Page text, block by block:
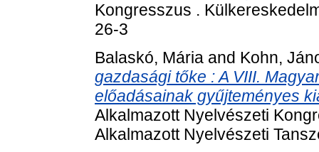
Kongresszus .
26-3
Balaskó, Mária and Kohn,
gazdasági tőke : A VIII.
előadásainak gyűjteményes
Alkalmazott Nyelvészeti
Alkalmazott Nyelvészeti